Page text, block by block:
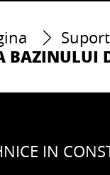
BAZINULUI
IN